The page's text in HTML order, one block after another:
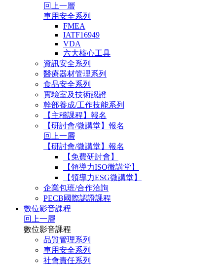
回上一層
車用安全系列
FMEA
IATF16949
VDA
六大核心工具
資訊安全系列
醫療器材管理系列
食品安全系列
實驗室及技術認證
幹部養成/工作技能系列
【主稽課程】報名
【研討會/微講堂】報名
回上一層
【研討會/微講堂】報名
【免費研討會】
【領導力ISO微講堂】
【領導力ESG微講堂】
企業包班/合作洽詢
PECB國際認證課程
數位影音課程
回上一層
數位影音課程
品質管理系列
車用安全系列
社會責任系列